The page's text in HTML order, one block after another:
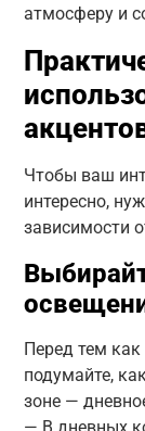
атмосферу и
Чтобы ваш
интересно,
зависимости
Перед тем
подумайте,
зоне —